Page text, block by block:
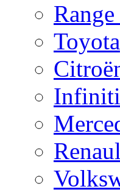
Toyota
Infiniti